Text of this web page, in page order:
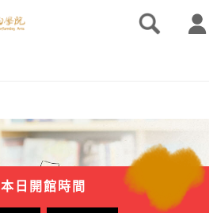
本日開館時間